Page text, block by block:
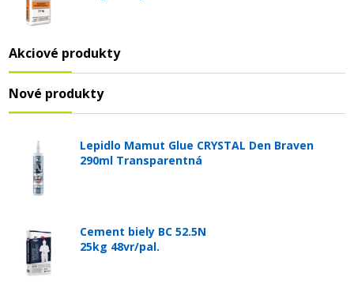
Akciové produkty
Nové produkty
Lepidlo Mamut Glue CRYSTAL Den Braven
290ml Transparentná
Cement biely BC 52.5N
25kg 48vr/pal.